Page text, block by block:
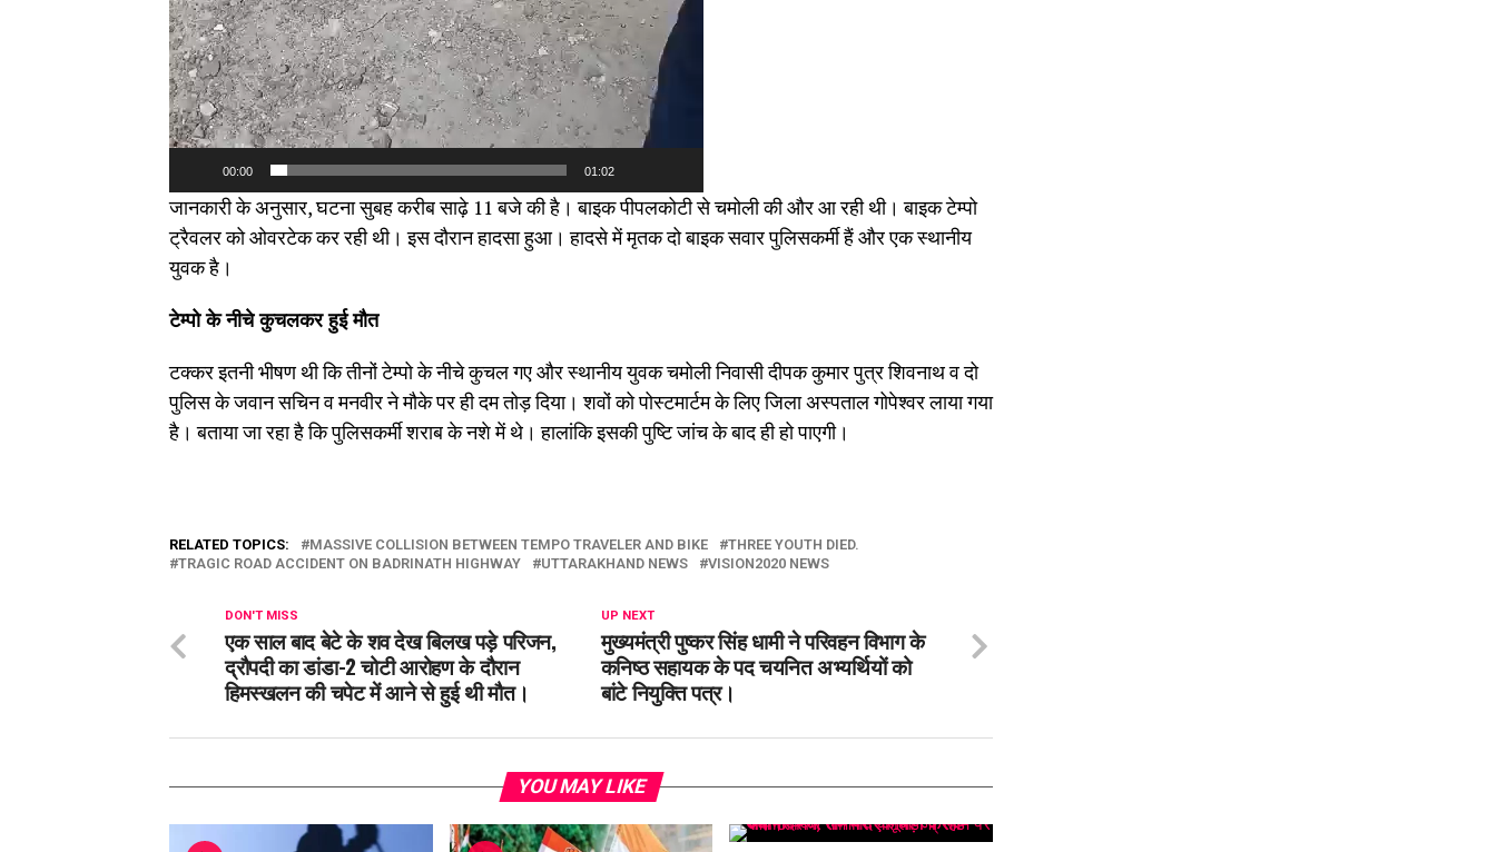
00:00 01:02
जानकारी के अनुसार, घटना सुबह करीब साढ़े 11 बजे की है। बाइक पीपलकोटी से चमोली की और आ रही थी। बाइक टेम्पो
ट्रैवलर को ओवरटेक कर रही थी। इस दौरान हादसा हुआ। हादसे में मृतक दो बाइक सवार पुलिसकर्मी हैं और एक स्थानीय
युवक है।
टेम्पो के नीचे कुचलकर हुई मौत
टक्कर इतनी भीषण थी कि तीनों टेम्पो के नीचे कुचल गए और स्थानीय युवक चमोली निवासी दीपक कुमार पुत्र शिवनाथ व दो
पुलिस के जवान सचिन व मनवीर ने मौके पर ही दम तोड़ दिया। शवों को पोस्टमार्टम के लिए जिला अस्पताल गोपेश्वर लाया गया
है। बताया जा रहा है कि पुलिसकर्मी शराब के नशे में थे। हालांकि इसकी पुष्टि जांच के बाद ही हो पाएगी।
RELATED TOPICS: MASSIVE COLLISION BETWEEN TEMPO TRAVELER AND BIKE
THREE YOUTH DIED.
TRAGIC ROAD ACCIDENT ON BADRINATH HIGHWAY
UTTARAKHAND NEWS VISION2020 NEWS
UP NEXT
मुख्यमंत्री पुष्कर सिंह धामी ने परिवहन विभाग के
कनिष्ठ सहायक के पद चयनित अभ्यर्थियों को
बांटे नियुक्ति पत्र।
DON'T MISS
एक साल बाद बेटे के शव देख बिलख पड़े परिजन,
द्रौपदी का डांडा-2 चोटी आरोहण के दौरान
हिमस्खलन की चपेट में आने से हुई थी मौत।
YOU MAY LIKE